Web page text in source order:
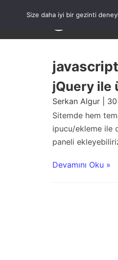
jQuery ile
Serkan Algur | 30
Sitemde hem
ipucu/ekleme ile
paneli
Devamını Oku »
Size daha iyi bir gezinti